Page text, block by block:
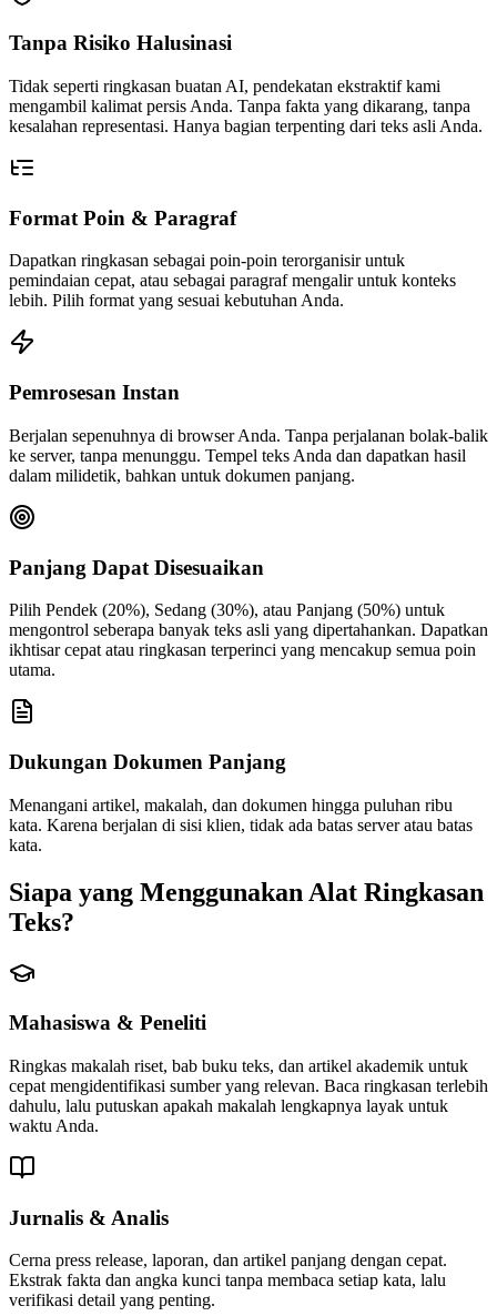
Tanpa Risiko Halusinasi
Tidak seperti ringkasan buatan AI, pendekatan ekstraktif kami
mengambil kalimat persis Anda. Tanpa fakta yang dikarang, tanpa
kesalahan representasi. Hanya bagian terpenting dari teks asli Anda.
Format Poin & Paragraf
Dapatkan ringkasan sebagai poin-poin terorganisir untuk
pemindaian cepat, atau sebagai paragraf mengalir untuk konteks
lebih. Pilih format yang sesuai kebutuhan Anda.
Pemrosesan Instan
Berjalan sepenuhnya di browser Anda. Tanpa perjalanan bolak-balik
ke server, tanpa menunggu. Tempel teks Anda dan dapatkan hasil
dalam milidetik, bahkan untuk dokumen panjang.
Panjang Dapat Disesuaikan
Pilih Pendek (20%), Sedang (30%), atau Panjang (50%) untuk
mengontrol seberapa banyak teks asli yang dipertahankan. Dapatkan
ikhtisar cepat atau ringkasan terperinci yang mencakup semua poin
utama.
Dukungan Dokumen Panjang
Menangani artikel, makalah, dan dokumen hingga puluhan ribu
kata. Karena berjalan di sisi klien, tidak ada batas server atau batas
kata.
Siapa yang Menggunakan Alat Ringkasan
Teks?
Mahasiswa & Peneliti
Ringkas makalah riset, bab buku teks, dan artikel akademik untuk
cepat mengidentifikasi sumber yang relevan. Baca ringkasan terlebih
dahulu, lalu putuskan apakah makalah lengkapnya layak untuk
waktu Anda.
Jurnalis & Analis
Cerna press release, laporan, dan artikel panjang dengan cepat.
Ekstrak fakta dan angka kunci tanpa membaca setiap kata, lalu
verifikasi detail yang penting.